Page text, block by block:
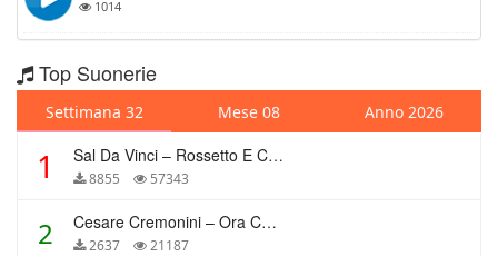
1014
Top Suonerie
Settimana 32 Mese 08 Anno 2026
1 Sal Da Vinci – Rossetto E Caffè
8855 57343
2 Cesare Cremonini – Ora Che Non Ho Più Te
2637 21187